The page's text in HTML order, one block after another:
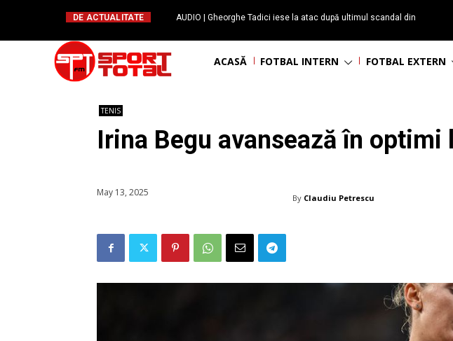
DE ACTUALITATE
AUDIO | Gheorghe Tadici iese la atac după ultimul scandal din
ACASĂ FOTBAL INTERN FOTBAL EXTERN
TENIS
Irina Begu avansează în optimi
May 13, 2025 By Claudiu Petrescu